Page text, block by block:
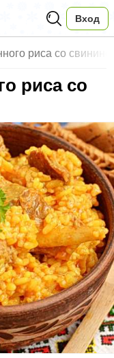
Вход
риса со
риса со